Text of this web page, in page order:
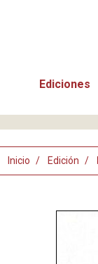
Ediciones
Inicio Edición